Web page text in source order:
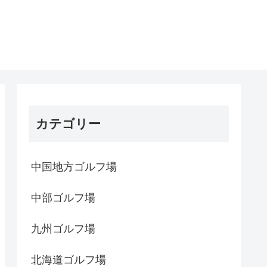
カテゴリー
中国地方ゴルフ場
中部ゴルフ場
九州ゴルフ場
北海道ゴルフ場